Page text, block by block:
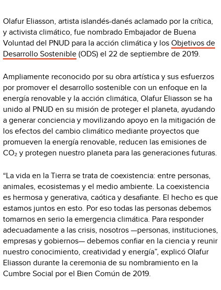
Olafur Eliasson, artista islandés-danés aclamado por la crítica,
y activista climático, fue nombrado Embajador de Buena
Voluntad del PNUD para la acción climática y losObjetivos de
Desarrollo Sostenible(ODS) el 22 de septiembre de 2019.
Ampliamente reconocido por su obra artística y sus esfuerzos
por promover el desarrollo sostenible con un enfoque en la
energía renovable y la acción climática, Olafur Eliasson se ha
unido al PNUD en su misión de proteger el planeta, ayudando
a generar conciencia y movilizando apoyo en la mitigación de
los efectos del cambio climático mediante proyectos que
promueven la energía renovable, reducen las emisiones de
CO₂ y protegen nuestro planeta para las generaciones futuras.
“La vida en la Tierra se trata de coexistencia: entre personas,
animales, ecosistemas y el medio ambiente. La coexistencia
es hermosa y generativa, caótica y desafiante. El hecho es que
estamos juntos en esto. Por eso todas las personas debemos
tomarnos en serio la emergencia climática. Para responder
adecuadamente a las crisis, nosotros —personas, instituciones,
empresas y gobiernos— debemos confiar en la ciencia y reunir
nuestro conocimiento, creatividad y energía”, explicó Olafur
Eliasson durante la ceremonia de su nombramiento en la
Cumbre Social por el Bien Común de 2019.